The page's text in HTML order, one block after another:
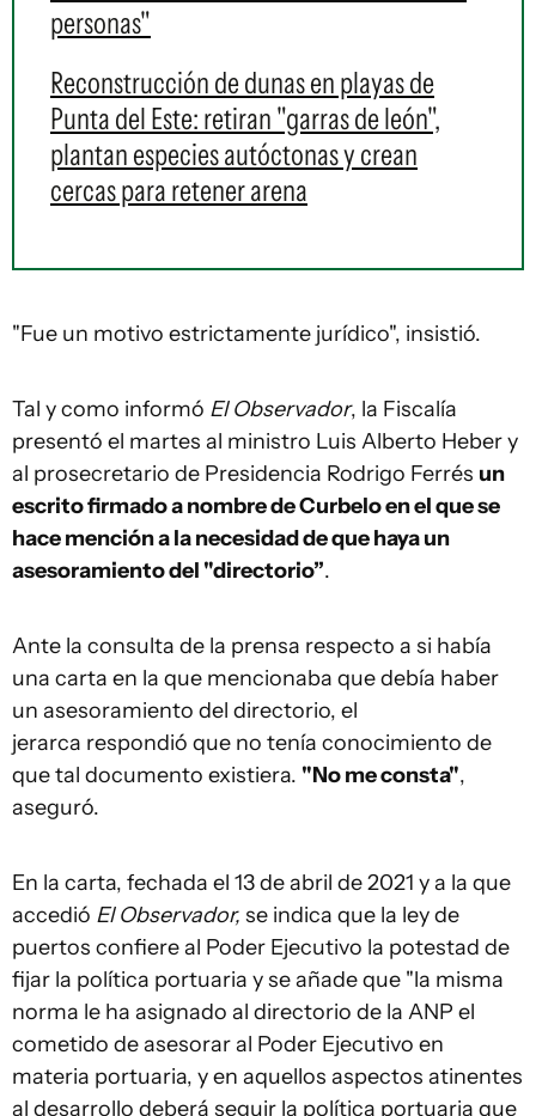
personas"
Reconstrucción de dunas en playas de
Punta del Este: retiran "garras de león",
plantan especies autóctonas y crean
cercas para retener arena
"Fue un motivo estrictamente jurídico", insistió.
Tal y como informó El Observador, la Fiscalía
presentó el martes al ministro Luis Alberto Heber y
al prosecretario de Presidencia Rodrigo Ferrés un
escrito firmado a nombre de Curbelo en el que se
hace mención a la necesidad de que haya un
asesoramiento del "directorio”.
Ante la consulta de la prensa respecto a si había
una carta en la que mencionaba que debía haber
un asesoramiento del directorio, el
jerarca respondió que no tenía conocimiento de
que tal documento existiera. "No me consta",
aseguró.
En la carta, fechada el 13 de abril de 2021 y a la que
accedió El Observador, se indica que la ley de
puertos confiere al Poder Ejecutivo la potestad de
fijar la política portuaria y se añade que "la misma
norma le ha asignado al directorio de la ANP el
cometido de asesorar al Poder Ejecutivo en
materia portuaria, y en aquellos aspectos atinentes
al desarrollo deberá seguir la política portuaria que